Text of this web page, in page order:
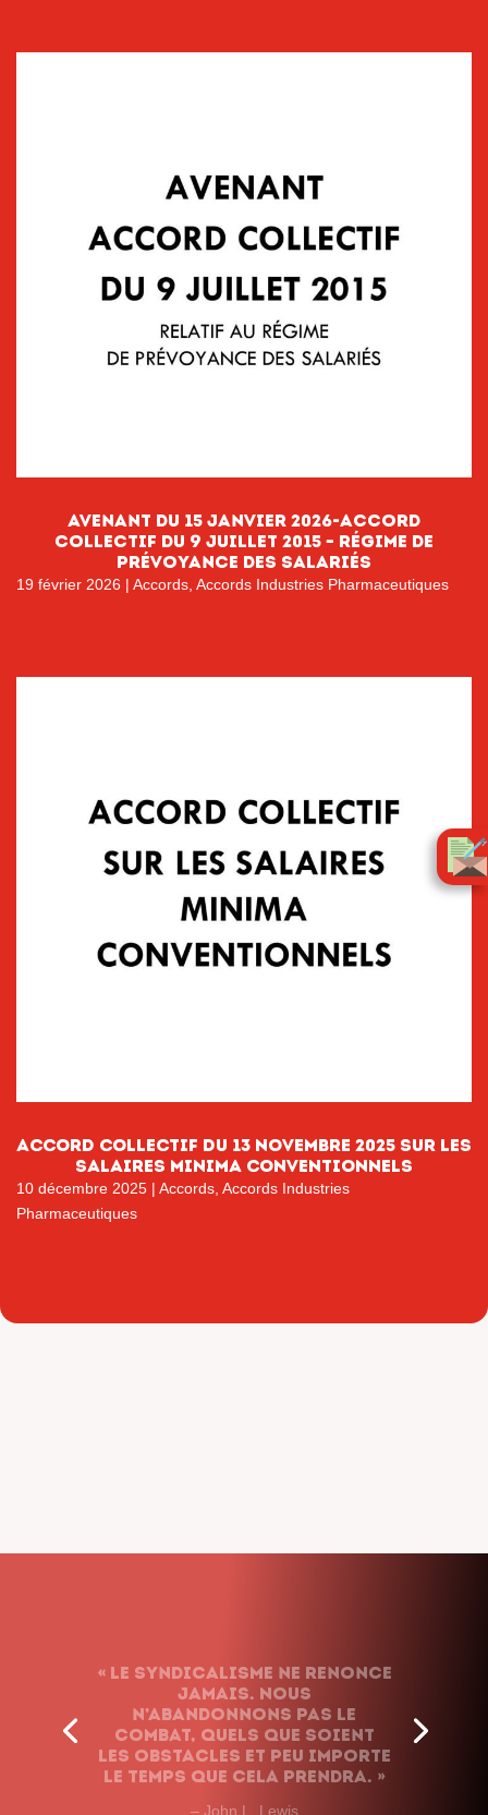
Avenant du 15 janvier 2026-accord
collectif du 9 juillet 2015 – Régime de
prévoyance des salariés
19 février 2026 | Accords Accords Industries Pharmaceutiques
ACCORD COLLECTIF DU 13 NOVEMBRE 2025 SUR LES
SALAIRES MINIMA CONVENTIONNELS
10 décembre 2025 | Accords Accords Industries
Pharmaceutiques
jamais. Nous
n’abandonnons pas le
combat, quels que soient
les obstacles et peu importe
le temps que cela prendra. »